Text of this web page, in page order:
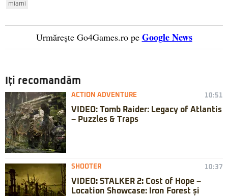
miami
Urmărește Go4Games.ro pe Google News
Iți recomandăm
ACTION ADVENTURE 10:51
VIDEO: Tomb Raider: Legacy of Atlantis
– Puzzles & Traps
SHOOTER 10:37
VIDEO: STALKER 2: Cost of Hope –
Location Showcase: Iron Forest și